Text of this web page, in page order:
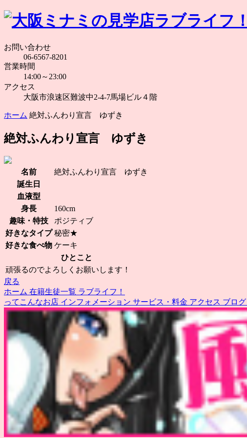
お問い合わせ
06-6567-8201
営業時間
14:00～23:00
アクセス
大阪市浪速区難波中2-4-7馬場ビル４階
ホーム 絶対ふんわり宣言 ゆずき
絶対ふんわり宣言 ゆずき
名前
絶対ふんわり宣言 ゆずき
誕生日
血液型
身長
160cm
趣味・特技
ポジティブ
好きなタイプ 秘密★
好きな食べ物 ケーキ
ひとこと
頑張るのでよろしくお願いします！
戻る
ホーム 在籍生徒一覧 ラブライフ！
ってこんなお店 インフォメーション サービス・料金 アクセス ブログ